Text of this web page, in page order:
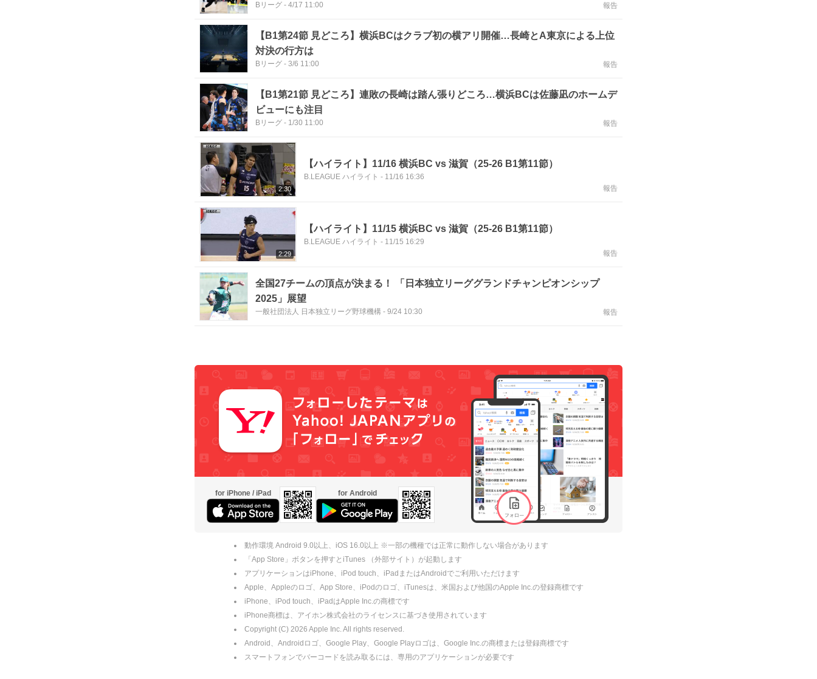
Bリーグ - 4/17 11:00 報告
【B1第24節 見どころ】横浜BCはクラブ初の横アリ開催…長崎とA東京による上位
対決の行方は
Bリーグ - 3/6 11:00 報告
【B1第21節 見どころ】連敗の長崎は踏ん張りどころ…横浜BCは佐藤凪のホームデ
ビューにも注目
Bリーグ - 1/30 11:00 報告
2:30
【ハイライト】11/16 横浜BC vs 滋賀（25-26 B1第11節）
B.LEAGUE ハイライト - 11/16 16:36
報告
2:29
【ハイライト】11/15 横浜BC vs 滋賀（25-26 B1第11節）
B.LEAGUE ハイライト - 11/15 16:29
報告
全国27チームの頂点が決まる！ 「日本独立リーググランドチャンピオンシップ
2025」展望
一般社団法人 日本独立リーグ野球機構 - 9/24 10:30 報告
for iPhone / iPad for Android
動作環境 Android 9.0以上、iOS 16.0以上 ※一部の機種では正常に動作しない場合があります
「App Store」ボタンを押すとiTunes （外部サイト）が起動します
アプリケーションはiPhone、iPod touch、iPadまたはAndroidでご利用いただけます
Apple、Appleのロゴ、App Store、iPodのロゴ、iTunesは、米国および他国のApple Inc.の登録商標です
iPhone、iPod touch、iPadはApple Inc.の商標です
iPhone商標は、アイホン株式会社のライセンスに基づき使用されています
Copyright (C) 2026 Apple Inc. All rights reserved.
Android、Androidロゴ、Google Play、Google Playロゴは、Google Inc.の商標または登録商標です
スマートフォンでバーコードを読み取るには、専用のアプリケーションが必要です